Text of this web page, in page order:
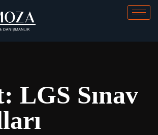
LGS Sınav